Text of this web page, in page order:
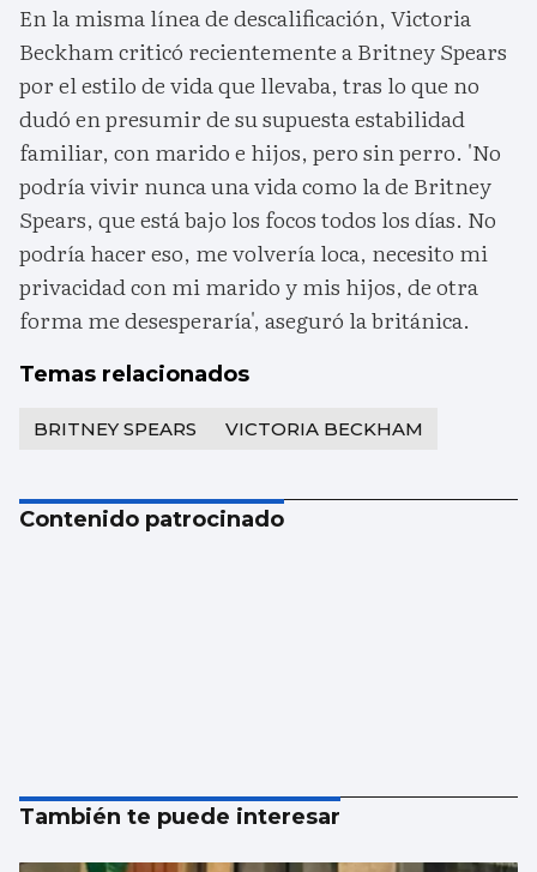
En la misma línea de descalificación, Victoria
Beckham criticó recientemente a Britney Spears
por el estilo de vida que llevaba, tras lo que no
dudó en presumir de su supuesta estabilidad
familiar, con marido e hijos, pero sin perro. 'No
podría vivir nunca una vida como la de Britney
Spears, que está bajo los focos todos los días. No
podría hacer eso, me volvería loca, necesito mi
privacidad con mi marido y mis hijos, de otra
forma me desesperaría', aseguró la británica.
Temas relacionados
BRITNEY SPEARS VICTORIA BECKHAM
Contenido patrocinado
También te puede interesar